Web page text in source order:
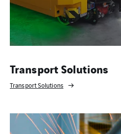
Transport Solutions
Transport Solutions